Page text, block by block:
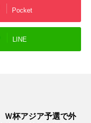
Pocket
LINE
Ｗ杯アジア予選で外